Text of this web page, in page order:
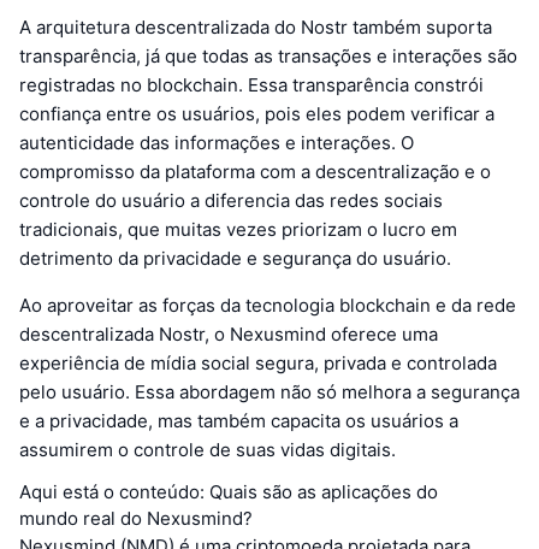
A arquitetura descentralizada do Nostr também suporta
transparência, já que todas as transações e interações são
registradas no blockchain. Essa transparência constrói
confiança entre os usuários, pois eles podem verificar a
autenticidade das informações e interações. O
compromisso da plataforma com a descentralização e o
controle do usuário a diferencia das redes sociais
tradicionais, que muitas vezes priorizam o lucro em
detrimento da privacidade e segurança do usuário.
Ao aproveitar as forças da tecnologia blockchain e da rede
descentralizada Nostr, o Nexusmind oferece uma
experiência de mídia social segura, privada e controlada
pelo usuário. Essa abordagem não só melhora a segurança
e a privacidade, mas também capacita os usuários a
assumirem o controle de suas vidas digitais.
Aqui está o conteúdo: Quais são as aplicações do
mundo real do Nexusmind?